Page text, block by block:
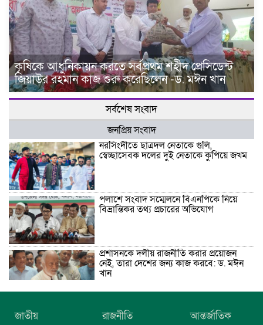
কৃষিকে আধুনিকায়ন করতে সর্বপ্রথম শহীদ প্রেসিডেন্ট
জিয়াউর রহমান কাজ শুরু করেছিলেন -ড. মঈন খান
সর্বশেষ সংবাদ
জনপ্রিয় সংবাদ
নরসিংদীতে ছাত্রদল নেতাকে গুলি,
স্বেচ্ছাসেবক দলের দুই নেতাকে কুপিয়ে জখম
পলাশে সংবাদ সম্মেলনে বিএনপিকে নিয়ে
বিভ্রান্তিকর তথ্য প্রচারের অভিযোগ
প্রশাসনকে দলীয় রাজনীতি করার প্রয়োজন
নেই, তারা দেশের জন্য কাজ করবে: ড. মঈন
খান
নিখোঁজের তিনদিন পর মাইক্রোবাস চালকের
মরদেহ উদ্ধার
জাতীয় রাজনীতি আন্তর্জাতিক